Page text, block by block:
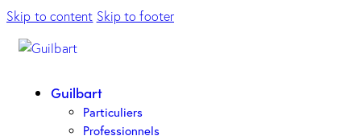
Skip to content Skip to footer
Guilbart
Particuliers
Professionnels